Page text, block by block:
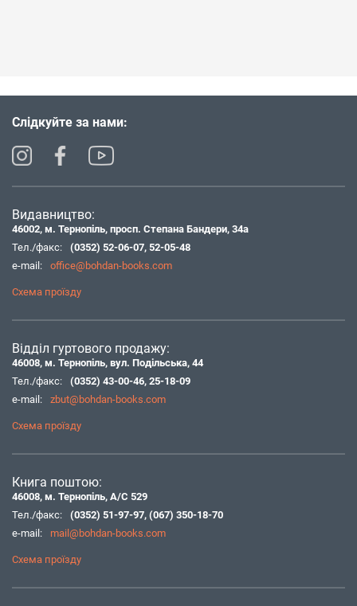
Слідкуйте за нами:
Видавництво:
46002, м. Тернопіль, просп. Степана Бандери, 34а
Тел./факс:
(0352) 52-06-07, 52-05-48
e-mail:
office@bohdan-books.com
Схема проїзду
Відділ гуртового продажу:
46008, м. Тернопіль, вул. Подільська, 44
Тел./факс:
(0352) 43-00-46, 25-18-09
e-mail:
zbut@bohdan-books.com
Схема проїзду
Книга поштою:
46008, м. Тернопіль, А/С 529
Тел./факс:
(0352) 51-97-97, (067) 350-18-70
e-mail:
mail@bohdan-books.com
Схема проїзду